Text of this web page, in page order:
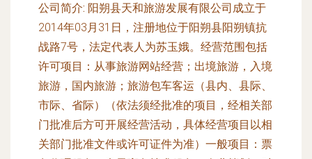
公司简介: 阳朔县天和旅游发展有限公司成立于
2014年03月31日，注册地位于阳朔县阳朔镇抗
战路7号，法定代表人为苏玉娥。经营范围包括
许可项目：从事旅游网站经营；出境旅游，入境
旅游，国内旅游；旅游包车客运（县内、县际、
市际、省际）（依法须经批准的项目，经相关部
门批准后方可开展经营活动，具体经营项目以相
关部门批准文件或许可证件为准）一般项目：票